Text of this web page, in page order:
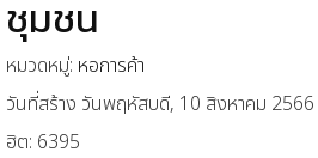
ชุมชน
หมวดหมู่: หอการค้า
วันที่สร้าง วันพฤหัสบดี, 10 สิงหาคม
ฮิต: 6395